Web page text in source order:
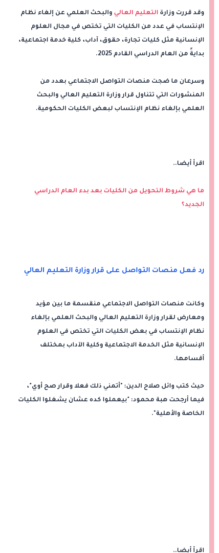
وقد قررت وزارة التعليم العالي والبحث العلمي عن إلغاء نظام
الإنتساب في عدد من الكليات التي تختص في مجال العلوم
الإنسانية مثل كليات تجارة، حقوق، آداب، كلية خدمة اجتماعية،
بدايةً من العام الدراسي القادم 2025.
وسرعان ما ضجت منصات التواصل الاجتماعي بعدد من
المنشورات التي تتناول قرار وزارة التعليم العالي والبحث
العلمي بإلغاء نظام الإنتساب لبعض الكليات الحكومية.
اقرأ أيضا..
ما هي شروط التحويل من الكليات بعد بدء العام الدراسي
الجديد؟
رد فعل منصات التواصل على قرار وزارة التعليم العالي
وكانت منصات التواصل الاجتماعي منقسمة ما بين مؤيد
ومعارض لقرار وزارة التعليم العالي والبحث العلمي بإلغاء
نظام الإنتساب في بعض الكليات التي تختص في العلوم
الإنسانية مثل الخدمة الاجتماعية وكلية الآداب بمختلف
أقسامها.
حيث كتب وائل صلاح الدين: "أتمني ذلك فعلا وقرار صح أوي"،
فيما أرجحت هبة محمود: "بيعملوا كده عشان يشغلوا الكليات
الخاصة والأهلية".
اقرأ أيضا..